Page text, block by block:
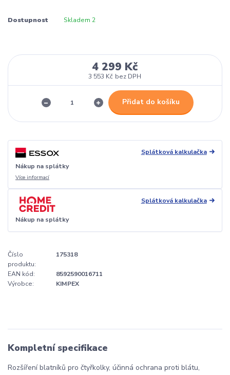
Dostupnost Skladem 2
4 299 Kč
3 553 Kč bez DPH
Přidat do košíku
Splátková kalkulačka
Nákup na splátky
Více informací
Splátková kalkulačka
Nákup na splátky
Číslo
produktu:
175318
EAN kód:
8592590016711
Výrobce:
KIMPEX
Kompletní specifikace
Rozšíření blatníků pro čtyřkolky, účinná ochrana proti blátu,